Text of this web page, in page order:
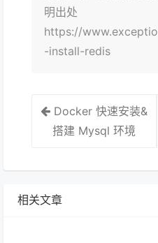
明出处
https://
-install-redis
Docker 快速安装&
搭建 Mysql 环境
相关文章